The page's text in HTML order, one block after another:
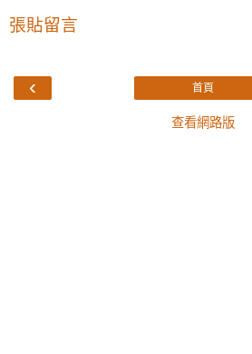
張貼留言
‹ 首頁
查看網路版